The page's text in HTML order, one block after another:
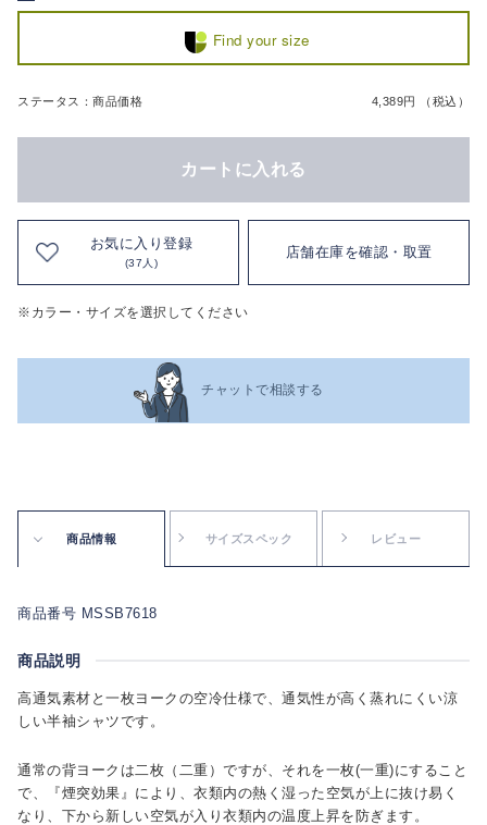
Find your size
ステータス：商品価格 4,389円 （税込）
カートに入れる
お気に入り登録
(37人)
店舗在庫を確認・取置
※カラー・サイズを選択してください
チャットで相談する
商品情報 サイズスペック レビュー
商品番号 MSSB7618
商品説明
高通気素材と一枚ヨークの空冷仕様で、通気性が高く蒸れにくい涼
しい半袖シャツです。
通常の背ヨークは二枚（二重）ですが、それを一枚(一重)にすること
で、『煙突効果』により、衣類内の熱く湿った空気が上に抜け易く
なり、下から新しい空気が入り衣類内の温度上昇を防ぎます。